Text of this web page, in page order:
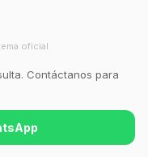
oficial
Contáctanos para